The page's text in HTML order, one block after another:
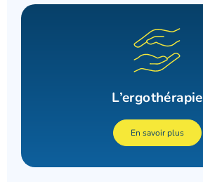
L’ergothérapie
En savoir plus